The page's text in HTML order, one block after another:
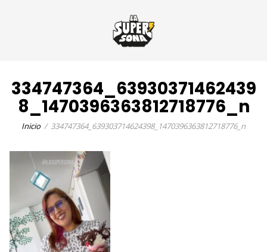
334747364_63930371462439
8_1470396363812718776_n
Inicio 334747364_639303714624398_1470396363812718776_n